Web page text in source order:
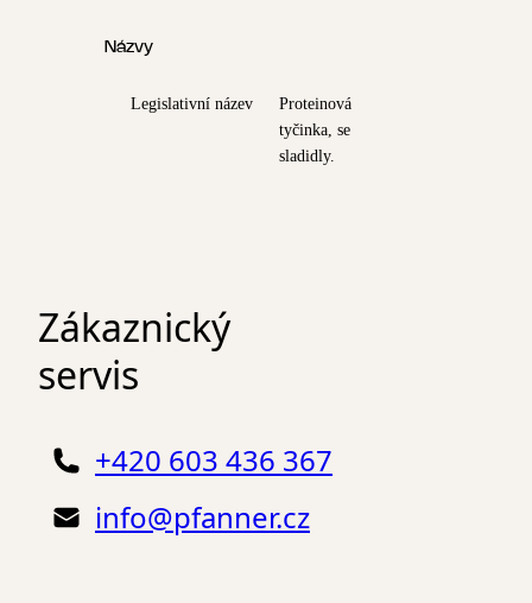
Názvy
Legislativní název
Proteinová
tyčinka, se
sladidly.
Zákaznický
servis
+420 603 436 367
info@pfanner.cz